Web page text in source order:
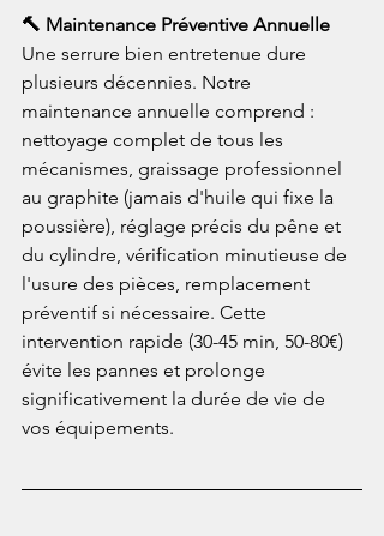
🔨 Maintenance Préventive Annuelle
Une serrure bien entretenue dure
plusieurs décennies. Notre
maintenance annuelle comprend :
nettoyage complet de tous les
mécanismes, graissage professionnel
au graphite (jamais d'huile qui fixe la
poussière), réglage précis du pêne et
du cylindre, vérification minutieuse de
l'usure des pièces, remplacement
préventif si nécessaire. Cette
intervention rapide (30-45 min, 50-80€)
évite les pannes et prolonge
significativement la durée de vie de
vos équipements.